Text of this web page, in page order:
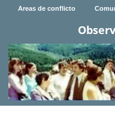
Areas de conflicto